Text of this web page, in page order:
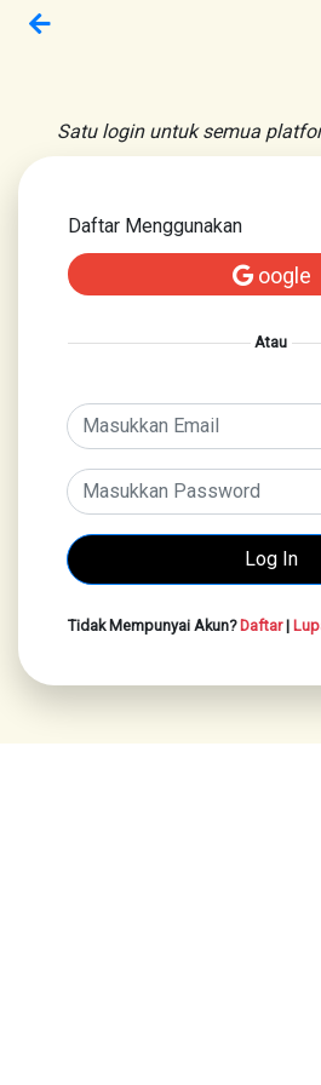
Satu login untuk semua
Daftar Menggunakan
oogle
Atau
Tidak Mempunyai Akun?Daftar|